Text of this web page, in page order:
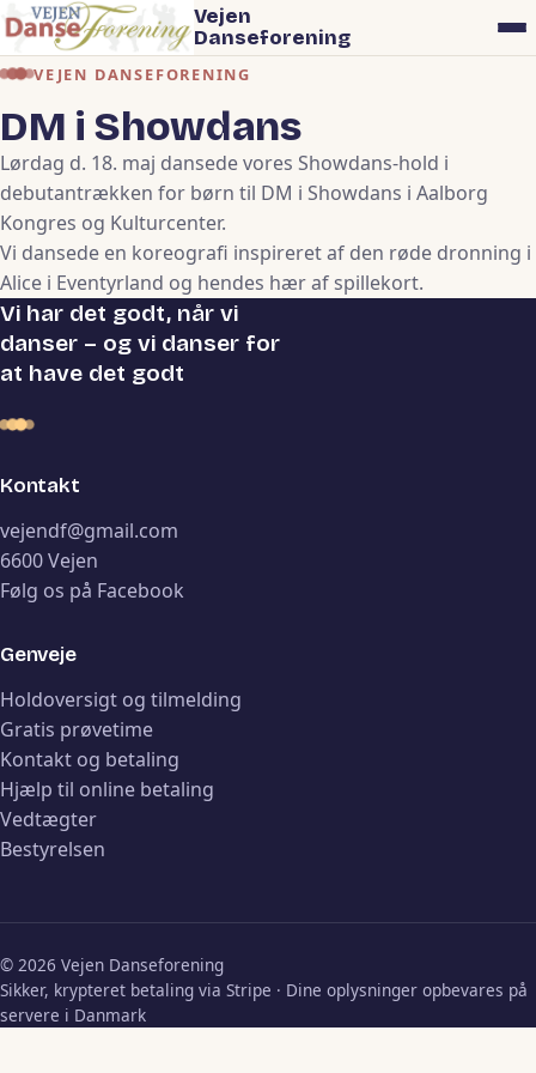
Vejen
Danseforening
VEJEN DANSEFORENING
DM i Showdans
Lørdag d. 18. maj dansede vores Showdans-hold i
debutantrækken for børn til DM i Showdans i Aalborg
Kongres og Kulturcenter.
Vi dansede en koreografi inspireret af den røde dronning i
Alice i Eventyrland og hendes hær af spillekort.
Vi har det godt, når vi
danser – og vi danser for
at have det godt
Kontakt
vejendf@gmail.com
6600 Vejen
Følg os på Facebook
Genveje
Holdoversigt og tilmelding
Gratis prøvetime
Kontakt og betaling
Hjælp til online betaling
Vedtægter
Bestyrelsen
© 2026 Vejen Danseforening
Sikker, krypteret betaling via Stripe · Dine oplysninger opbevares på
servere i Danmark